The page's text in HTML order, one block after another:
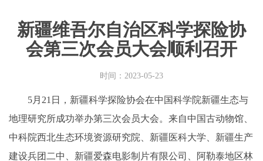
新疆维吾尔自治区科学探险协
会第三次会员大会顺利召开
时间：2023-05-23
5月21日，新疆科学探险协会在中国科学院新疆生态与
地理研究所成功举办第三次会员大会。来自中国古动物馆、
中科院西北生态环境资源研究院、新疆医科大学、新疆生产
建设兵团二中、新疆爱森电影制片有限公司、阿勒泰地区林